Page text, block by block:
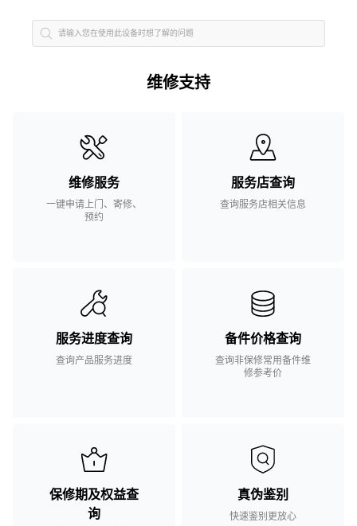
维修支持
维修服务
一键申请上门、寄修、
预约
服务店查询
查询服务店相关信息
服务进度查询
查询产品服务进度
备件价格查询
查询非保修常用备件维
修参考价
保修期及权益查
询
真伪鉴别
快速鉴别更放心